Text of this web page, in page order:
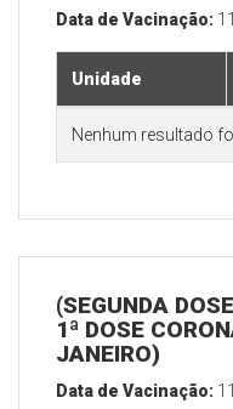
Data de Vacinação:
Unidade
Nenhum resultado
(SEGUNDA
1ª DOSE
JANEIRO)
Data de Vacinação: